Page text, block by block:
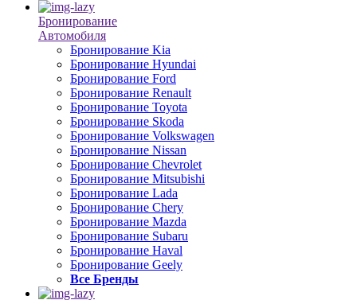
Бронирование
Автомобиля
Бронирование Kia
Бронирование Hyundai
Бронирование Ford
Бронирование Renault
Бронирование Toyota
Бронирование Skoda
Бронирование Volkswagen
Бронирование Nissan
Бронирование Chevrolet
Бронирование Mitsubishi
Бронирование Lada
Бронирование Chery
Бронирование Mazda
Бронирование Subaru
Бронирование Haval
Бронирование Geely
Все Бренды